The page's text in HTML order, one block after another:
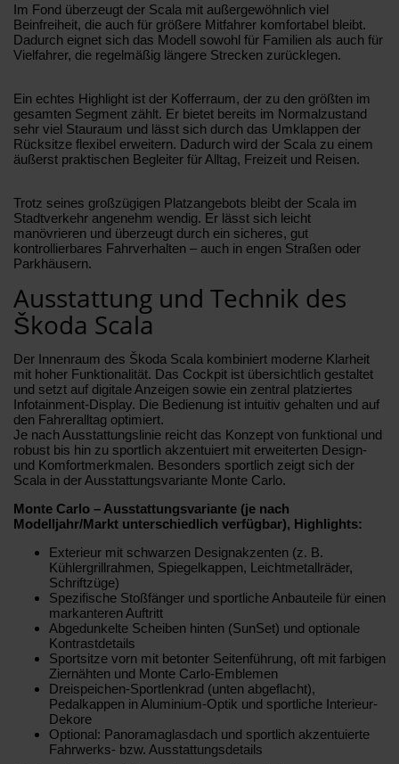
Im Fond überzeugt der Scala mit außergewöhnlich viel
Beinfreiheit, die auch für größere Mitfahrer komfortabel bleibt.
Dadurch eignet sich das Modell sowohl für Familien als auch für
Vielfahrer, die regelmäßig längere Strecken zurücklegen.
Ein echtes Highlight ist der Kofferraum, der zu den größten im
gesamten Segment zählt. Er bietet bereits im Normalzustand
sehr viel Stauraum und lässt sich durch das Umklappen der
Rücksitze flexibel erweitern. Dadurch wird der Scala zu einem
äußerst praktischen Begleiter für Alltag, Freizeit und Reisen.
Trotz seines großzügigen Platzangebots bleibt der Scala im
Stadtverkehr angenehm wendig. Er lässt sich leicht
manövrieren und überzeugt durch ein sicheres, gut
kontrollierbares Fahrverhalten – auch in engen Straßen oder
Parkhäusern.
Ausstattung und Technik des
Škoda Scala
Der Innenraum des Škoda Scala kombiniert moderne Klarheit
mit hoher Funktionalität. Das Cockpit ist übersichtlich gestaltet
und setzt auf digitale Anzeigen sowie ein zentral platziertes
Infotainment-Display. Die Bedienung ist intuitiv gehalten und auf
den Fahreralltag optimiert.
Je nach Ausstattungslinie reicht das Konzept von funktional und
robust bis hin zu sportlich akzentuiert mit erweiterten Design-
und Komfortmerkmalen. Besonders sportlich zeigt sich der
Scala in der Ausstattungsvariante Monte Carlo.
Monte Carlo – Ausstattungsvariante (je nach
Modelljahr/Markt unterschiedlich verfügbar), Highlights:
Exterieur mit schwarzen Designakzenten (z. B.
Kühlergrillrahmen, Spiegelkappen, Leichtmetallräder,
Schriftzüge)
Spezifische Stoßfänger und sportliche Anbauteile für einen
markanteren Auftritt
Abgedunkelte Scheiben hinten (SunSet) und optionale
Kontrastdetails
Sportsitze vorn mit betonter Seitenführung, oft mit farbigen
Ziernähten und Monte Carlo-Emblemen
Dreispeichen-Sportlenkrad (unten abgeflacht),
Pedalkappen in Aluminium-Optik und sportliche Interieur-
Dekore
Optional: Panoramaglasdach und sportlich akzentuierte
Fahrwerks- bzw. Ausstattungsdetails